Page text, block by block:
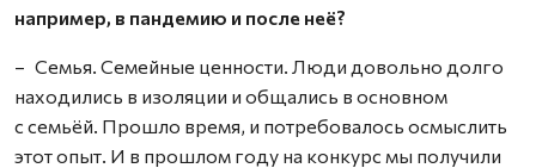
например, в пандемию и после неё?
– Семья. Семейные ценности. Люди довольно долго
находились в изоляции и общались в основном
с семьёй. Прошло время, и потребовалось осмыслить
этот опыт. И в прошлом году на конкурс мы получили